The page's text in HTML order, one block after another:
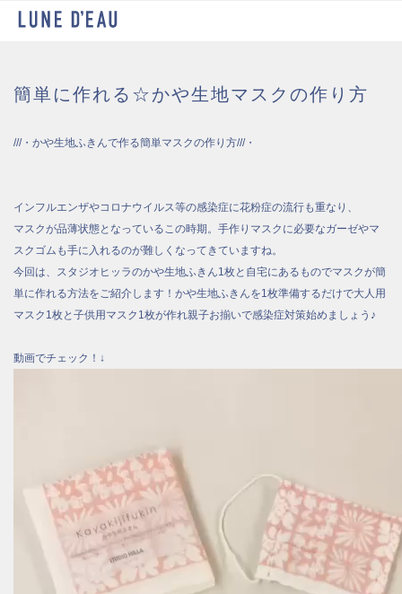
簡単に作れる☆かや生地マスクの作り方
///・かや生地ふきんで作る簡単マスクの作り方///・
インフルエンザやコロナウイルス等の感染症に花粉症の流行も重なり、
マスクが品薄状態となっているこの時期。手作りマスクに必要なガーゼやマ
スクゴムも手に入れるのが難しくなってきていますね。
今回は、スタジオヒッラのかや生地ふきん1枚と自宅にあるものでマスクが簡
単に作れる方法をご紹介します！かや生地ふきんを1枚準備するだけで大人用
マスク1枚と子供用マスク1枚が作れ親子お揃いで感染症対策始めましょう♪
動画でチェック！↓